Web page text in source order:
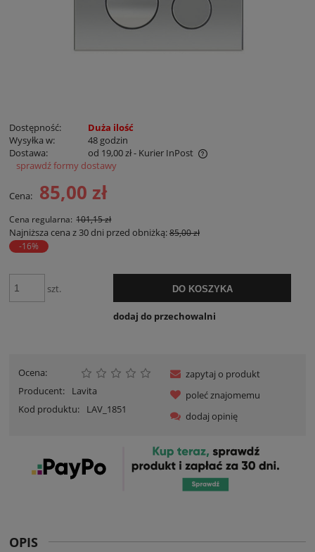
Dostępność:
Duża ilość
Wysyłka w:
48 godzin
Dostawa:
od 19,00 zł- Kurier InPost
Cena nie zawiera ewentualnych kosztów płatności
sprawdź formy dostawy
Cena: 85,00 zł
Cena regularna: 101,15 zł
Najniższa cena z 30 dni przed obniżką:85,00 zł
-16%
szt. DO KOSZYKA
dodaj do przechowalni
Ocena:
Producent:
Lavita
Kod produktu:
LAV_1851
zapytaj o produkt
poleć znajomemu
dodaj opinię
OPIS